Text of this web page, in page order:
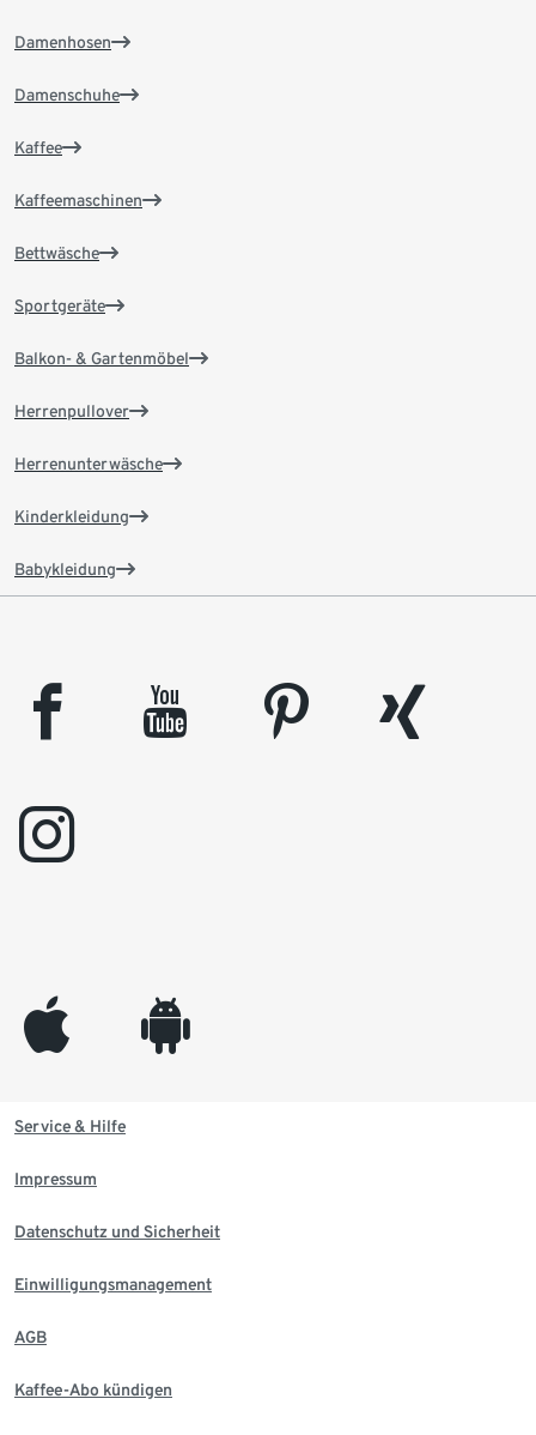
Damenhosen
Damenschuhe
Kaffee
Kaffeemaschinen
Bettwäsche
Sportgeräte
Balkon- & Gartenmöbel
Herrenpullover
Herrenunterwäsche
Kinderkleidung
Babykleidung
facebook youtube pinterest
xing
instagram
appleinc android
Service & Hilfe
Impressum
Datenschutz und Sicherheit
Einwilligungsmanagement
AGB
Kaffee-Abo kündigen